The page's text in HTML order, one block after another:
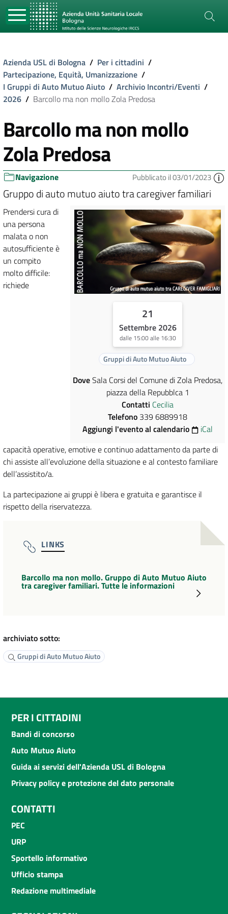
Azienda USL di Bologna / Per i cittadini /
Partecipazione, Equità, Umanizzazione /
I Gruppi di Auto Mutuo Aiuto / Archivio Incontri/Eventi /
2026 / Barcollo ma non mollo Zola Predosa
Barcollo ma non mollo
Zola Predosa
Navigazione Pubblicato il 03/01/2023
Gruppo di auto mutuo aiuto tra caregiver familiari
21
Settembre 2026
dalle 15:00 alle 16:30
Gruppi di Auto Mutuo Aiuto
DoveSala Corsi del Comune di Zola Predosa,
piazza della Repubblca 1
Contatti Cecilia
Telefono 339 6889918
Aggiungi l'evento al calendario
iCal
Prendersi cura di
una persona
malata o non
autosufficiente è
un compito
molto difficile:
richiede
capacità operative, emotive e continuo adattamento da parte di
chi assiste all’evoluzione della situazione e al contesto familiare
dell’assistito/a.
La partecipazione ai gruppi è libera e gratuita e garantisce il
rispetto della riservatezza.
LINKS
Barcollo ma non mollo. Gruppo di Auto Mutuo Aiuto
tra caregiver familiari. Tutte le informazioni
archiviato sotto:
Gruppi di Auto Mutuo Aiuto
PER I CITTADINI
Bandi di concorso
Auto Mutuo Aiuto
Guida ai servizi dell'Azienda USL di Bologna
Privacy policy e protezione del dato personale
CONTATTI
PEC
URP
Sportello informativo
Ufficio stampa
Redazione multimediale